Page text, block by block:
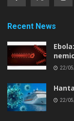
Recent News
22/
22/